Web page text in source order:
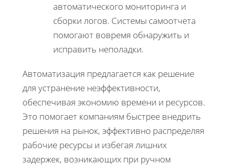
автоматического мониторинга и
сборки логов. Системы самоотчета
помогают вовремя обнаружить и
исправить неполадки.
Автоматизация предлагается как решение
для устранение неэффективности,
обеспечивая экономию времени и ресурсов.
Это помогает компаниям быстрее внедрить
решения на рынок, эффективно распределяя
рабочие ресурсы и избегая лишних
задержек, возникающих при ручном